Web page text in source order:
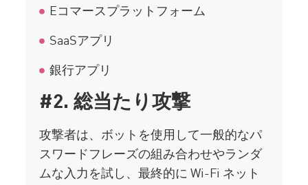
Eコマースプラットフォーム
SaaSアプリ
銀行アプリ
#2. 総当たり攻撃
攻撃者は、ボットを使用して一般的なパ
スワードフレーズの組み合わせやランダ
ムな入力を試し、最終的に Wi-Fi ネット